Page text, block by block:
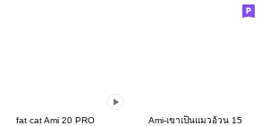
fat cat Ami 20 PRO Ami-เขาเป็นแมวอ้วน 15